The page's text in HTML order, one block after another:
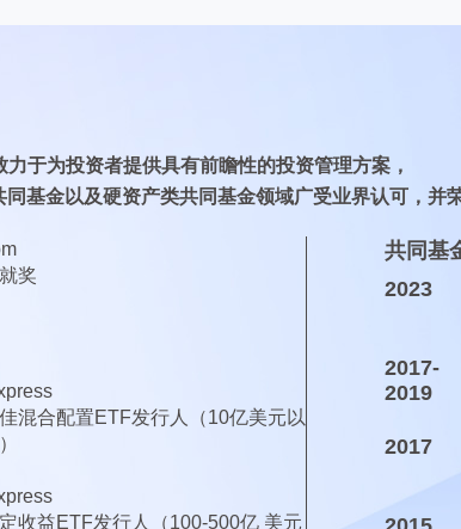
于为投资者提供具有前瞻性的投资管理方案，
基金以及硬资产类共同基金领域广受业界认可，并
奖
混合配置ETF发行人（10亿美元以
收益ETF发行人（100-500亿 美元
共同基
2023
2017-
2019
2017